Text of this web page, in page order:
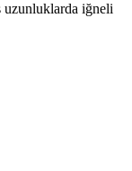
uzunluklarda iğneli